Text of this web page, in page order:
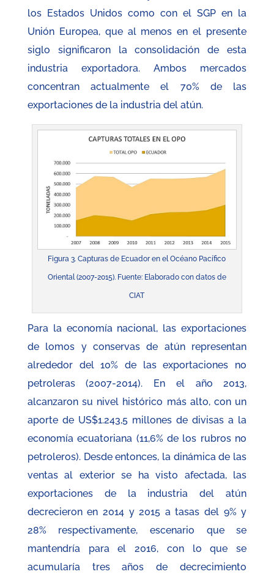
los Estados Unidos como con el SGP en la
Unión Europea, que al menos en el presente
siglo significaron la consolidación de esta
industria exportadora. Ambos mercados
concentran actualmente el 70% de las
exportaciones de la industria del atún.
Figura 3. Capturas de Ecuador en el Océano Pacífico
Oriental (2007-2015). Fuente: Elaborado con datos de
CIAT
Para la economía nacional, las exportaciones
de lomos y conservas de atún representan
alrededor del 10% de las exportaciones no
petroleras (2007-2014). En el año 2013,
alcanzaron su nivel histórico más alto, con un
aporte de US$1.243,5 millones de divisas a la
economía ecuatoriana (11,6% de los rubros no
petroleros). Desde entonces, la dinámica de las
ventas al exterior se ha visto afectada, las
exportaciones de la industria del atún
decrecieron en 2014 y 2015 a tasas del 9% y
28% respectivamente, escenario que se
mantendría para el 2016, con lo que se
acumularía tres años de decrecimiento